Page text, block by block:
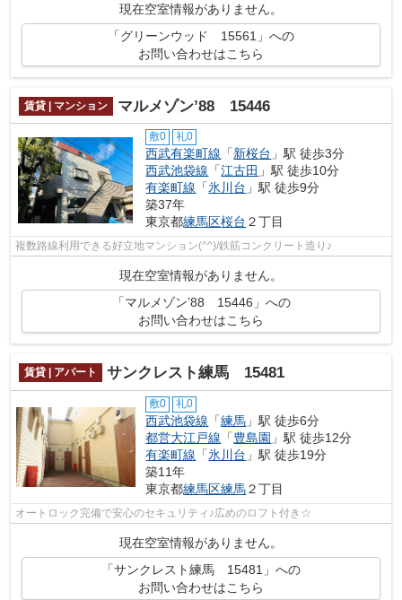
現在空室情報がありません。
「グリーンウッド 15561」への
お問い合わせはこちら
賃貸 | マンション マルメゾン’88 15446
敷0 礼0
西武有楽町線 「新桜台 」駅 徒歩3分
西武池袋線 「江古田 」駅 徒歩10分
有楽町線 「氷川台 」駅 徒歩9分
築37年
東京都練馬区桜台 ２丁目
複数路線利用できる好立地マンション(^^)/鉄筋コンクリート造り♪
現在空室情報がありません。
「マルメゾン’88 15446」への
お問い合わせはこちら
賃貸 | アパート サンクレスト練馬 15481
敷0 礼0
西武池袋線 「練馬 」駅 徒歩6分
都営大江戸線 「豊島園 」駅 徒歩12分
有楽町線 「氷川台 」駅 徒歩19分
築11年
東京都練馬区練馬２丁目
オートロック完備で安心のセキュリティ♪広めのロフト付き☆
現在空室情報がありません。
「サンクレスト練馬 15481」への
お問い合わせはこちら